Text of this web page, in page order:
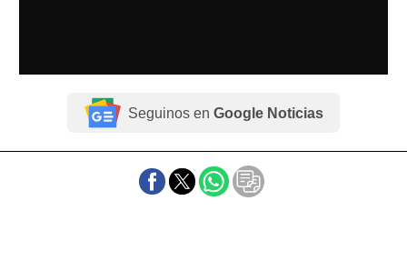
Seguinos en Google Noticias